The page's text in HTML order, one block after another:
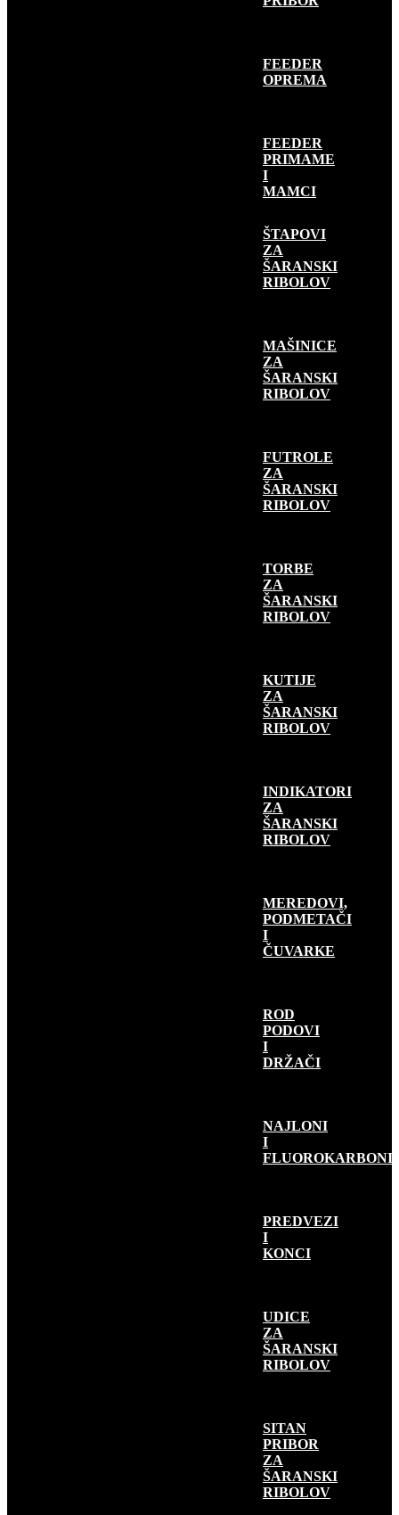
FEEDER
OPREMA
FEEDER
PRIMAME
I
MAMCI
ŠTAPOVI
ZA
ŠARANSKI
RIBOLOV
MAŠINICE
ZA
ŠARANSKI
RIBOLOV
FUTROLE
ZA
ŠARANSKI
RIBOLOV
TORBE
ZA
ŠARANSKI
RIBOLOV
KUTIJE
ZA
ŠARANSKI
RIBOLOV
INDIKATORI
ZA
ŠARANSKI
RIBOLOV
MEREDOVI,
PODMETAČI
I
ČUVARKE
ROD
PODOVI
I
DRŽAČI
NAJLONI
I
FLUOROKARBONI
PREDVEZI
I
KONCI
UDICE
ZA
ŠARANSKI
RIBOLOV
SITAN
PRIBOR
ZA
ŠARANSKI
RIBOLOV